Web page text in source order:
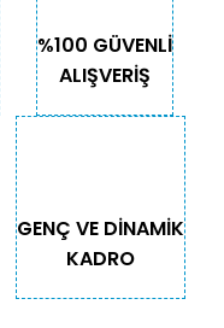
%100 GÜVENLİ
ALIŞVERİŞ
GENÇ VE DİNAMİK
KADRO